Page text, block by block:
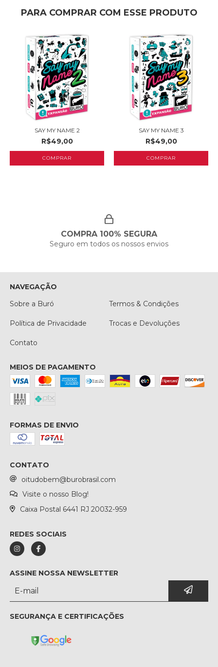
PARA COMPRAR COM ESSE PRODUTO
SAY MY NAME 2
R$49,00
SAY MY NAME 3
R$49,00
COMPRA 100% SEGURA
Seguro em todos os nossos envios
NAVEGAÇÃO
Sobre a Buró
Termos & Condições
Política de Privacidade Trocas e Devoluções
Contato
MEIOS DE PAGAMENTO
FORMAS DE ENVIO
CONTATO
oitudobem@burobrasil.com
Visite o nosso Blog!
Caixa Postal 6441 RJ 20032-959
REDES SOCIAIS
ASSINE NOSSA NEWSLETTER
SEGURANÇA E CERTIFICAÇÕES